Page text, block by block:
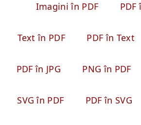
Imagini în PDF
Text în PDF PDF în Text
PDF în JPG PNG în PDF
SVG în PDF PDF în SVG